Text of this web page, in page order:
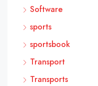
Software
sports
sportsbook
Transport
Transports